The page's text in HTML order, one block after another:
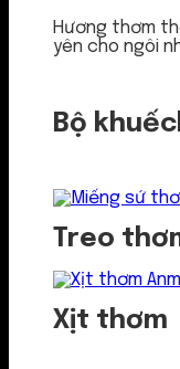
Hương thơm
yên cho ngôi
Bộ
Treo
Xịt thơm